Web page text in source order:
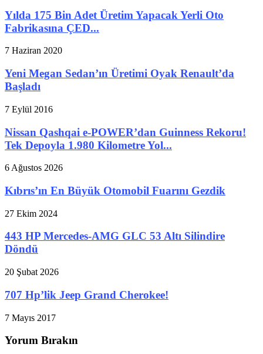
Yılda 175 Bin Adet Üretim Yapacak Yerli Oto
Fabrikasına ÇED...
7 Haziran 2020
Yeni Megan Sedan’ın Üretimi Oyak Renault’da
Başladı
7 Eylül 2016
Nissan Qashqai e-POWER’dan Guinness Rekoru!
Tek Depoyla 1.980 Kilometre Yol...
6 Ağustos 2026
Kıbrıs’ın En Büyük Otomobil Fuarını Gezdik
27 Ekim 2024
443 HP Mercedes-AMG GLC 53 Altı Silindire
Döndü
20 Şubat 2026
707 Hp’lik Jeep Grand Cherokee!
7 Mayıs 2017
Yorum Bırakın